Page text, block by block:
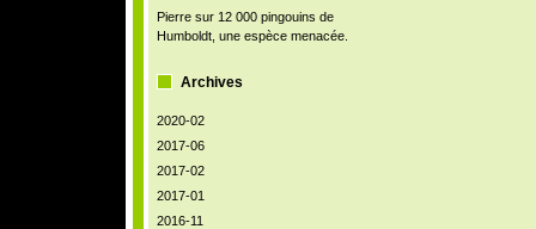
Pierresur 12 000 pingouins de
Humboldt, une espèce menacée.
Archives
2020-02
2017-06
2017-02
2017-01
2016-11